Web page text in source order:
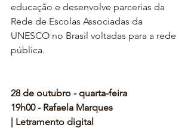
educação e desenvolve parcerias da
Rede de Escolas Associadas da
UNESCO no Brasil voltadas para a rede
pública.
28 de outubro - quarta-feira
19h00 - Rafaela Marques
| Letramento digital